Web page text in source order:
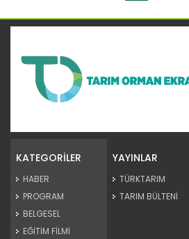
KATEGORİLER
HABER
PROGRAM
BELGESEL
EĞİTİM FİLMİ
YAYINLAR
TÜRKTARIM
TARIM BÜLTENİ